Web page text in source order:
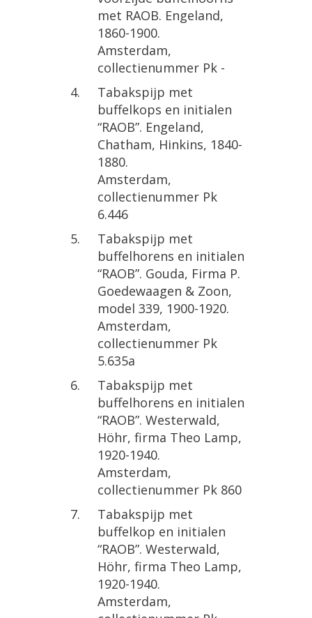
met RAOB. Engeland,
1860-1900.
Amsterdam,
collectienummer Pk -
Tabakspijp met
buffelkops en initialen
“RAOB”. Engeland,
Chatham, Hinkins, 1840-
1880.
Amsterdam,
collectienummer Pk
6.446
Tabakspijp met
buffelhorens en initialen
“RAOB”. Gouda, Firma P.
Goedewaagen & Zoon,
model 339, 1900-1920.
Amsterdam,
collectienummer Pk
5.635a
Tabakspijp met
buffelhorens en initialen
“RAOB”. Westerwald,
Höhr, firma Theo Lamp,
1920-1940.
Amsterdam,
collectienummer Pk 860
Tabakspijp met
buffelkop en initialen
“RAOB”. Westerwald,
Höhr, firma Theo Lamp,
1920-1940.
Amsterdam,